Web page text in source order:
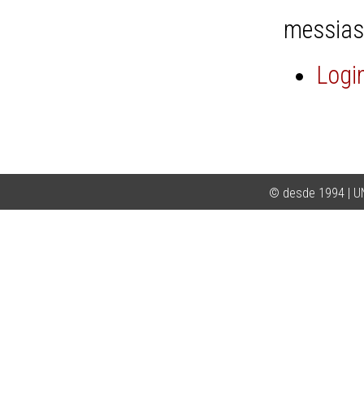
© desde 1994 |